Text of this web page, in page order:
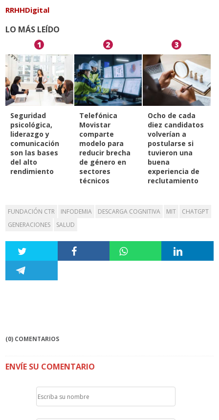
RRHHDigital
LO MÁS LEÍDO
1
Seguridad
psicológica,
liderazgo y
comunicación
son las bases
del alto
rendimiento
2
Telefónica
Movistar
comparte
modelo para
reducir brecha
de género en
sectores
técnicos
3
Ocho de cada
diez candidatos
volverían a
postularse si
tuvieron una
buena
experiencia de
reclutamiento
FUNDACIÓN CTR INFODEMIA DESCARGA COGNITIVA MIT
CHATGPT
GENERACIONES
SALUD
(0) COMENTARIOS
ENVÍE SU COMENTARIO